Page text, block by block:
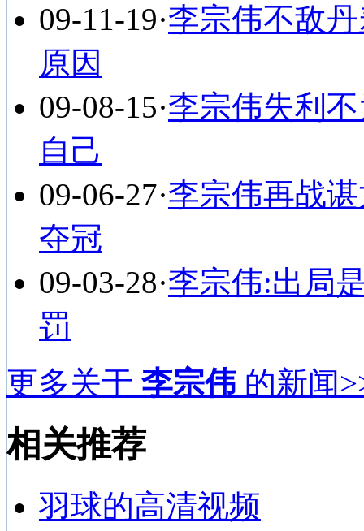
09-11-19·李宗伟不敌
原因
09-08-15·李宗伟失利
自己
09-06-27·李宗伟再战
夺冠
09-03-28·李宗伟:出局
罚
更多关于 李宗伟 的新闻
相关推荐
羽球的高清视频